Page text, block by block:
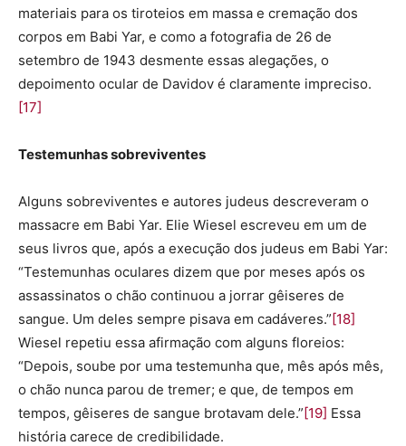
materiais para os tiroteios em massa e cremação dos
corpos em Babi Yar, e como a fotografia de 26 de
setembro de 1943 desmente essas alegações, o
depoimento ocular de Davidov é claramente impreciso.
[17]
Testemunhas sobreviventes
Alguns sobreviventes e autores judeus descreveram o
massacre em Babi Yar. Elie Wiesel escreveu em um de
seus livros que, após a execução dos judeus em Babi Yar:
“Testemunhas oculares dizem que por meses após os
assassinatos o chão continuou a jorrar gêiseres de
sangue. Um deles sempre pisava em cadáveres.”[18]
Wiesel repetiu essa afirmação com alguns floreios:
“Depois, soube por uma testemunha que, mês após mês,
o chão nunca parou de tremer; e que, de tempos em
tempos, gêiseres de sangue brotavam dele.”[19] Essa
história carece de credibilidade.